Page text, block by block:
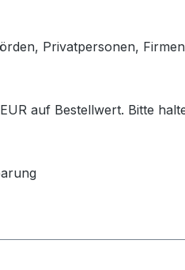
Privatpersonen,
auf Bestellwert. Bitte